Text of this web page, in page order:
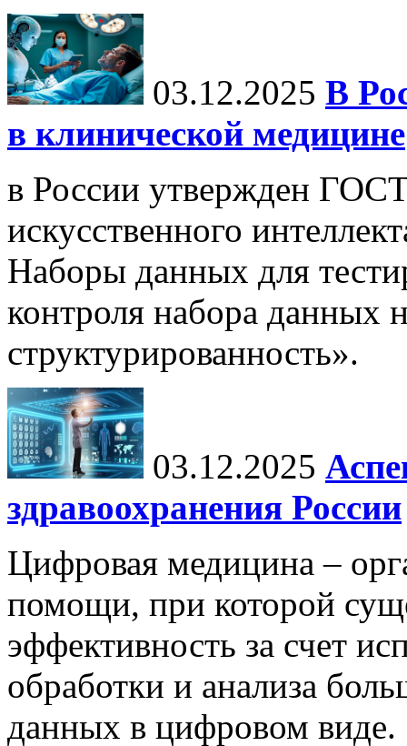
03.12.2025 В
в клинической медицине
в России утвержден
искусственного
Наборы данных для
контроля набора данных
структурированность».
03.12.2025
здравоохранения России
Цифровая медицина –
помощи, при которой
эффективность за счет
обработки и анализа
данных в цифровом виде.